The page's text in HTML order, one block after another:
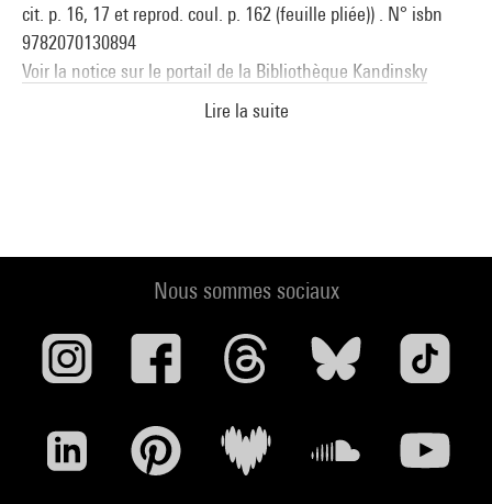
cit. p. 16, 17 et reprod. coul. p. 162 (feuille pliée)) . N° isbn
9782070130894
Voir la notice sur le portail de la Bibliothèque Kandinsky
Lire la suite
Nous sommes sociaux